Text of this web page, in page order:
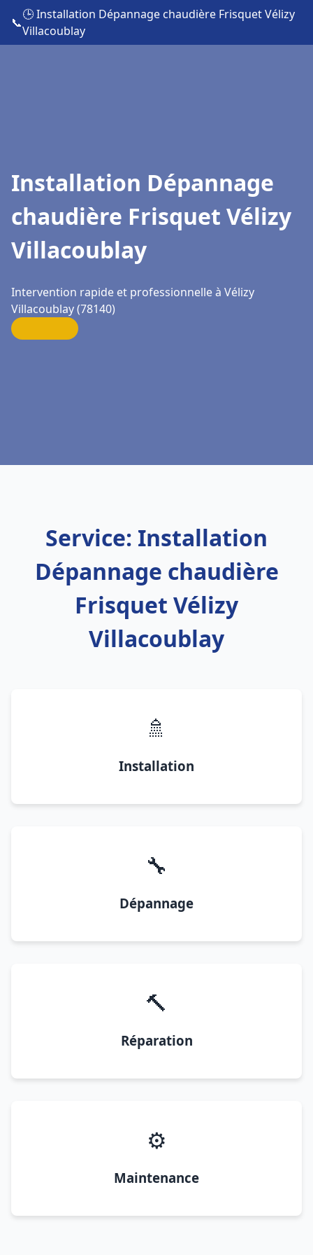
📞
🕒 Installation Dépannage chaudière Frisquet Vélizy
Villacoublay
Installation Dépannage
chaudière Frisquet Vélizy
Villacoublay
Intervention rapide et professionnelle à Vélizy
Villacoublay (78140)
Service: Installation
Dépannage chaudière
Frisquet Vélizy
Villacoublay
🚿
Installation
🔧
Dépannage
🔨
Réparation
⚙️
Maintenance